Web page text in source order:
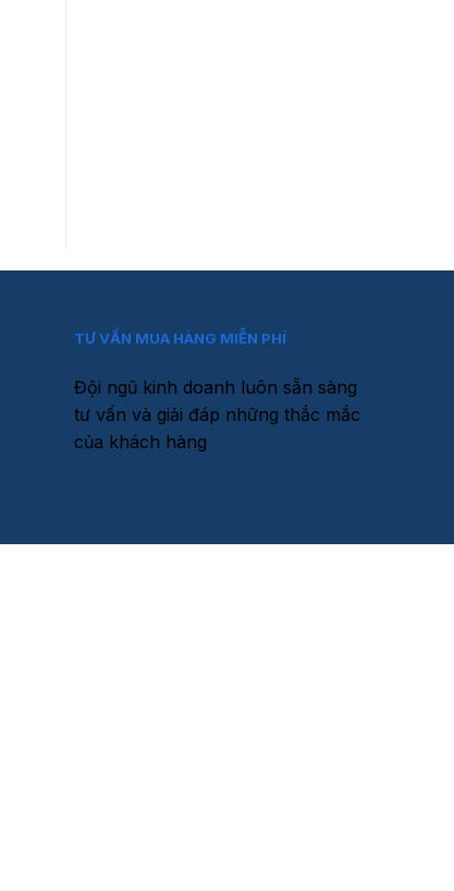
TƯ VẤN MUA HÀNG MIỄN PHÍ
Đội ngũ kinh doanh luôn sẵn sàng
tư vấn và giải đáp những thắc mắc
của khách hàng